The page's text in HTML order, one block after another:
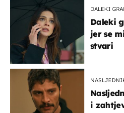
DALEKI
Daleki
jer se
stvari
i